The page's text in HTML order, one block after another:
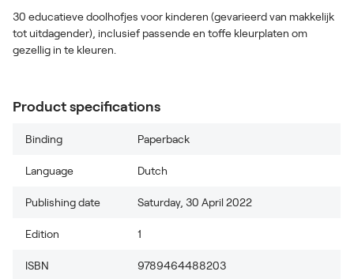
30 educatieve doolhofjes voor kinderen (gevarieerd van makkelijk
tot uitdagender), inclusief passende en toffe kleurplaten om
gezellig in te kleuren.
Product specifications
Binding Paperback
Language Dutch
Publishing date Saturday, 30 April 2022
Edition 1
ISBN 9789464488203